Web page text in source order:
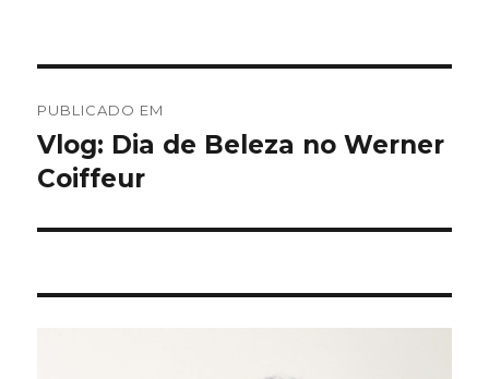
de
Post
PUBLICADO EM
Vlog: Dia de Beleza no Werner
Coiffeur